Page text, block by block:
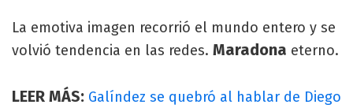
La emotiva imagen recorrió el mundo entero y se
volvió tendencia en las redes. Maradona eterno.
LEER MÁS: Galíndez se quebró al hablar de Diego